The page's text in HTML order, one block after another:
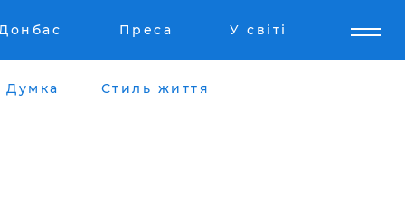
Преса У світі
Думка Стиль життя